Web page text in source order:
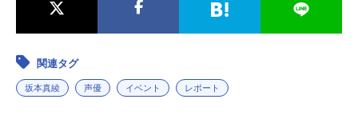
関連タグ
坂本真綾 声優 イベント レポート